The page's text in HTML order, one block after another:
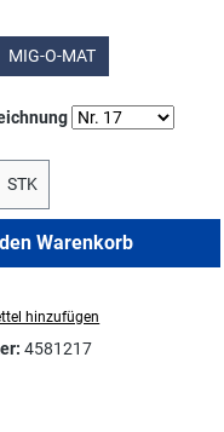
MIG-O-MAT
auswählen
STK
Warenkorb
hinzufügen
4581217